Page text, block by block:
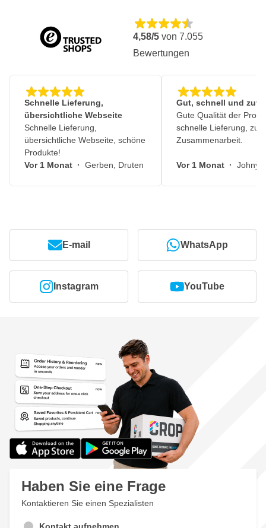
4,58/5 von 7.055
Bewertungen
Schnelle Lieferung,
übersichtliche Webseite
Schnelle Lieferung,
übersichtliche Webseite, schöne
Produkte!
Vor 1 Monat · Gerben, Druten
Gut, schnell und
Gute Qualität der
schnelle Lieferung,
Zusammenarbeit.
Vor 1 Monat · Johny,
E-mail WhatsApp
Instagram YouTube
Haben Sie eine Frage
Kontaktieren Sie einen Spezialisten
Kontakt aufnehmen